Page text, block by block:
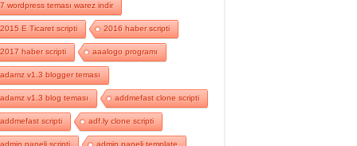
7 wordpress teması warez indir
2015 E Ticaret scripti 2016 haber scripti
2017 haber scripti aaalogo programı
adamz v1.3 blogger teması
adamz v1.3 blog teması addmefast clone scripti
addmefast scripti adf.ly clone scripti
admin paneli scripti admin paneli template